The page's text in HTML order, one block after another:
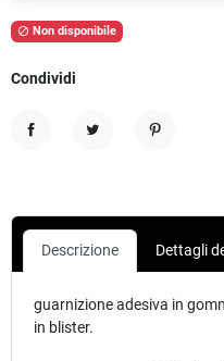
 Non disponibile
Condividi
Descrizione Dettagli
guarnizione adesiva in
in blister.